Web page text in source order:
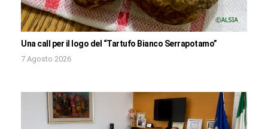
Una call per il logo del “Tartufo Bianco Serrapotamo”
7 Agosto 2026